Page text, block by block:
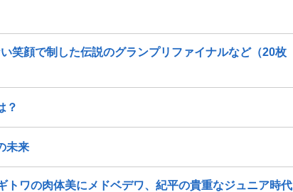
笑顔で制した伝説のグランプリファイナルなど（20枚
？
未来
トワの肉体美にメドベデワ、紀平の貴重なジュニア時代